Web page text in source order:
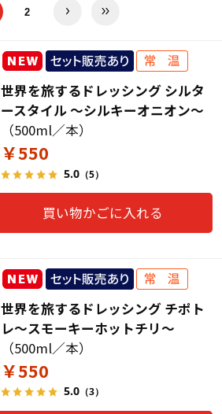
2
世界を旅するドレッシング シルタ
ースタイル ～シルキーオニオン～
（500ml／本）
￥550
5.0（5）
買い物かごに入れる
世界を旅するドレッシング チポト
レ～スモーキーホットチリ～
（500ml／本）
￥550
5.0（3）